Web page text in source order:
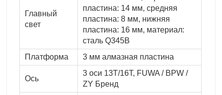
Главный
свет
пластина: 14 мм, средняя
пластина: 8 мм, нижняя
пластина: 16 мм, материал:
сталь Q345B
Платформа
3 мм алмазная пластина
Ось
3 оси 13T/16T, FUWA / BPW /
ZY Бренд